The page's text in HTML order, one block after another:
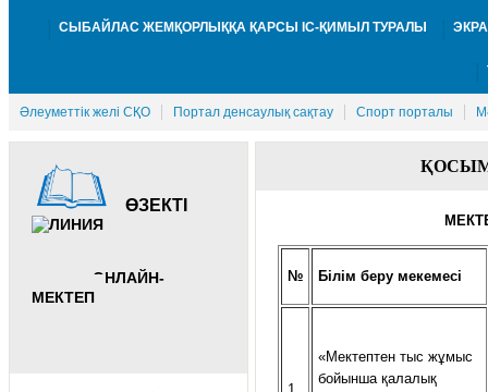
СЫБАЙЛАС ЖЕМҚОРЛЫҚҚА ҚАРСЫ ІС-ҚИМЫЛ ТУРАЛЫ
Әлеуметтік желі СҚО Портал денсаулық сақтау Спорт порталы
ӨЗЕКТІ
ОНЛАЙН-
МЕКТЕП
№ Білім беру мекемесі
«Мектептен тыс жұмыс
бойынша қалалық